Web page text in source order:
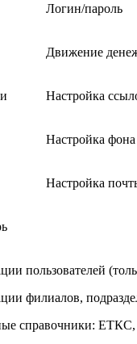
Логин/пароль
Движение
Настройка
Настройка фона
Настройка
пользователей
филиалов,
справочники: